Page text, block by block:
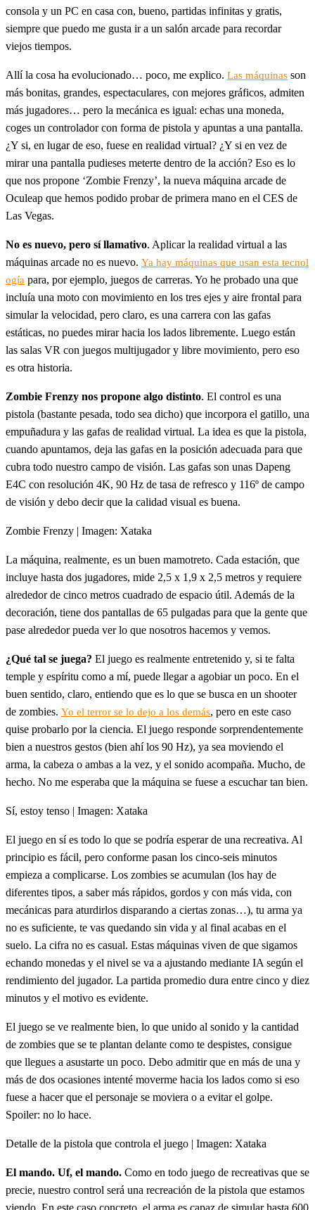
consola y un PC en casa con, bueno, partidas infinitas y gratis,
siempre que puedo me gusta ir a un salón arcade para recordar
viejos tiempos.
Allí la cosa ha evolucionado… poco, me explico. Las máquinas son
más bonitas, grandes, espectaculares, con mejores gráficos, admiten
más jugadores… pero la mecánica es igual: echas una moneda,
coges un controlador con forma de pistola y apuntas a una pantalla.
¿Y si, en lugar de eso, fuese en realidad virtual? ¿Y si en vez de
mirar una pantalla pudieses meterte dentro de la acción? Eso es lo
que nos propone ‘Zombie Frenzy’, la nueva máquina arcade de
Oculeap que hemos podido probar de primera mano en el CES de
Las Vegas.
No es nuevo, pero sí llamativo. Aplicar la realidad virtual a las
máquinas arcade no es nuevo. Ya hay máquinas que usan esta tecnol
ogía para, por ejemplo, juegos de carreras. Yo he probado una que
incluía una moto con movimiento en los tres ejes y aire frontal para
simular la velocidad, pero claro, es una carrera con las gafas
estáticas, no puedes mirar hacia los lados libremente. Luego están
las salas VR con juegos multijugador y libre movimiento, pero eso
es otra historia.
Zombie Frenzy nos propone algo distinto. El control es una
pistola (bastante pesada, todo sea dicho) que incorpora el gatillo, una
empuñadura y las gafas de realidad virtual. La idea es que la pistola,
cuando apuntamos, deja las gafas en la posición adecuada para que
cubra todo nuestro campo de visión. Las gafas son unas Dapeng
E4C con resolución 4K, 90 Hz de tasa de refresco y 116º de campo
de visión y debo decir que la calidad visual es buena.
Zombie Frenzy | Imagen: Xataka
La máquina, realmente, es un buen mamotreto. Cada estación, que
incluye hasta dos jugadores, mide 2,5 x 1,9 x 2,5 metros y requiere
alrededor de cinco metros cuadrado de espacio útil. Además de la
decoración, tiene dos pantallas de 65 pulgadas para que la gente que
pase alrededor pueda ver lo que nosotros hacemos y vemos.
¿Qué tal se juega? El juego es realmente entretenido y, si te falta
temple y espíritu como a mí, puede llegar a agobiar un poco. En el
buen sentido, claro, entiendo que es lo que se busca en un shooter
de zombies. Yo el terror se lo dejo a los demás, pero en este caso
quise probarlo por la ciencia. El juego responde sorprendentemente
bien a nuestros gestos (bien ahí los 90 Hz), ya sea moviendo el
arma, la cabeza o ambas a la vez, y el sonido acompaña. Mucho, de
hecho. No me esperaba que la máquina se fuese a escuchar tan bien.
Sí, estoy tenso | Imagen: Xataka
El juego en sí es todo lo que se podría esperar de una recreativa. Al
principio es fácil, pero conforme pasan los cinco-seis minutos
empieza a complicarse. Los zombies se acumulan (los hay de
diferentes tipos, a saber más rápidos, gordos y con más vida, con
mecánicas para aturdirlos disparando a ciertas zonas…), tu arma ya
no es suficiente, te vas quedando sin vida y al final acabas en el
suelo. La cifra no es casual. Estas máquinas viven de que sigamos
echando monedas y el nivel se va a ajustando mediante IA según el
rendimiento del jugador. La partida promedio dura entre cinco y diez
minutos y el motivo es evidente.
El juego se ve realmente bien, lo que unido al sonido y la cantidad
de zombies que se te plantan delante como te despistes, consigue
que llegues a asustarte un poco. Debo admitir que en más de una y
más de dos ocasiones intenté moverme hacia los lados como si eso
fuese a hacer que el personaje se moviera o a evitar el golpe.
Spoiler: no lo hace.
Detalle de la pistola que controla el juego | Imagen: Xataka
El mando. Uf, el mando. Como en todo juego de recreativas que se
precie, nuestro control será una recreación de la pistola que estamos
viendo. En este caso concreto, el arma es capaz de simular hasta 600